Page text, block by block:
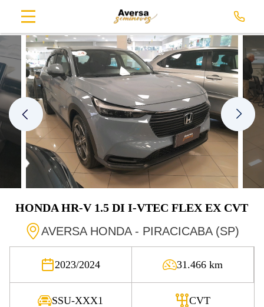
HONDA HR-V 1.5 DI I-VTEC FLEX EX CVT
AVERSA HONDA - PIRACICABA (SP)
2023/2024 31.466 km
SSU-XXX1 CVT